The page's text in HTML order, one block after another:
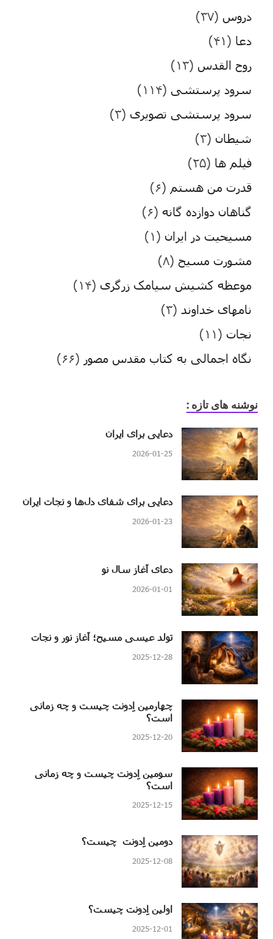
دروس (۳۷)
دعا (۴۱)
روح القدس (۱۳)
سرود پرستشی (۱۱۴)
سرود پرستشی تصویری (۳)
شیطان (۳)
فیلم ها (۲۵)
قدرت من هستم (۶)
گناهان دوازده گانه (۶)
مسیحیت در ایران (۱)
مشورت مسیح (۸)
موعظه کشیش سیامک زرگری (۱۴)
نامهای خداوند (۳)
نجات (۱۱)
نگاه اجمالی به کتاب مقدس مصور (۶۶)
نوشنه های تازه :
دعایی برای ایران
2026-01-25
دعایی برای شفای دل‌ها و نجات ایران
2026-01-23
دعای آغاز سال نو
2026-01-01
تولد عیسی مسیح؛ آغاز نور و نجات
2025-12-28
چهارمین اِدونت چیست و چه زمانی
است؟
2025-12-20
سومین اِدونت چیست و چه زمانی
است؟
2025-12-15
دومین اِدونت چیست؟
2025-12-08
اولین اِدونت چیست؟
2025-12-01